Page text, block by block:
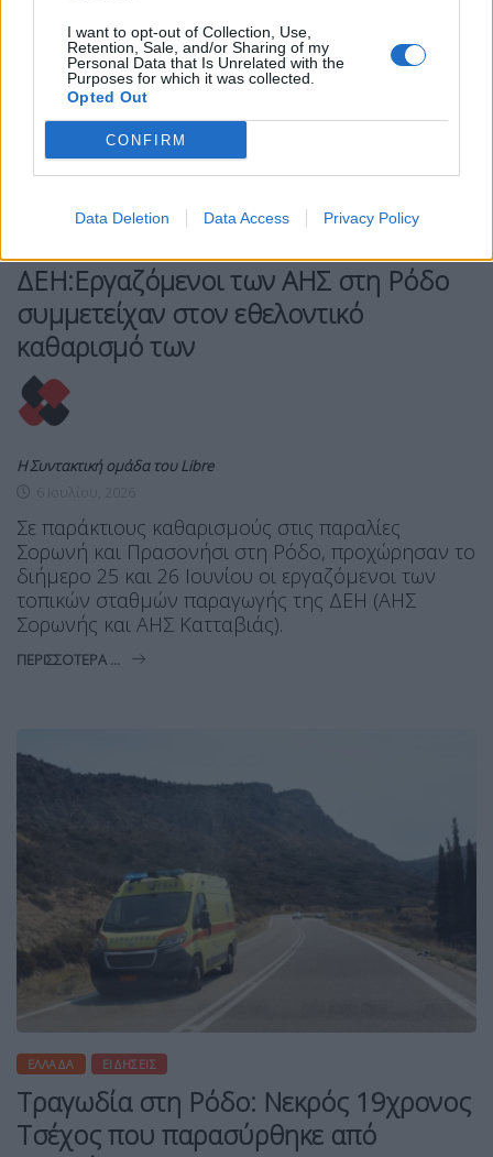
I want to opt-out of Collection, Use,
Retention, Sale, and/or Sharing of my
Personal Data that Is Unrelated with the
Purposes for which it was collected.
Opted Out
CONFIRM
Data Deletion Data Access Privacy Policy
ΔΕΗ:Εργαζόμενοι των ΑΗΣ στη Ρόδο
συμμετείχαν στον εθελοντικό
καθαρισμό των
Η Συντακτική ομάδα του Libre
Σε παράκτιους καθαρισμούς στις παραλίες
Σορωνή και Πρασονήσι στη Ρόδο, προχώρησαν το
διήμερο 25 και 26 Ιουνίου οι εργαζόμενοι των
τοπικών σταθμών παραγωγής της ΔΕΗ (ΑΗΣ
Σορωνής και ΑΗΣ Κατταβιάς).
ΠΕΡΙΣΣΌΤΕΡΑ ...
ΕΛΛΆΔΑ ΕΙΔΉΣΕΙΣ
Τραγωδία στη Ρόδο: Νεκρός 19χρονος
Τσέχος που παρασύρθηκε από